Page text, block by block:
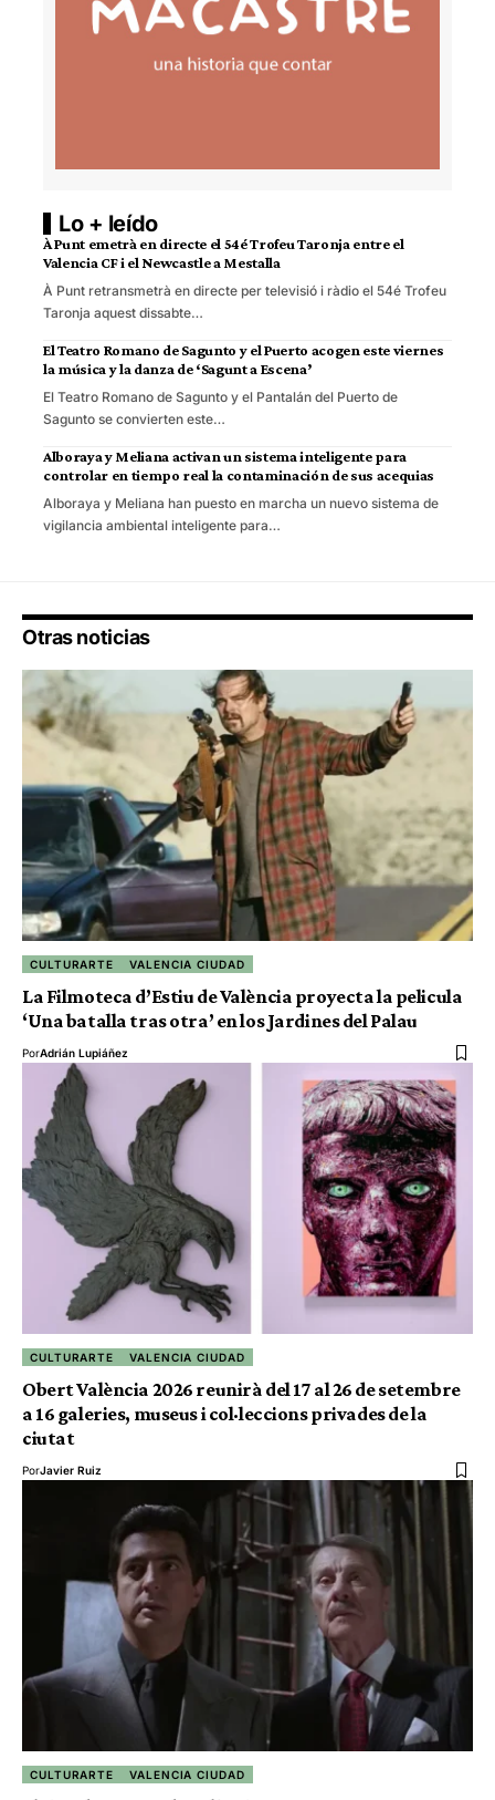
Lo + leído
À Punt emetrà en directe el 54é Trofeu Taronja entre el
Valencia CF i el Newcastle a Mestalla
À Punt retransmetrà en directe per televisió i ràdio el 54é Trofeu
Taronja aquest dissabte…
El Teatro Romano de Sagunto y el Puerto acogen este viernes
la música y la danza de ‘Sagunt a Escena’
El Teatro Romano de Sagunto y el Pantalán del Puerto de
Sagunto se convierten este…
Alboraya y Meliana activan un sistema inteligente para
controlar en tiempo real la contaminación de sus acequias
Alboraya y Meliana han puesto en marcha un nuevo sistema de
vigilancia ambiental inteligente para…
Otras noticias
CULTURARTE VALENCIA CIUDAD
La Filmoteca d’Estiu de València proyecta la pelicula
‘Una batalla tras otra’ en los Jardines del Palau
PorAdrián Lupiáñez
CULTURARTE VALENCIA CIUDAD
Obert València 2026 reunirà del 17 al 26 de setembre
a 16 galeries, museus i col·leccions privades de la
ciutat
PorJavier Ruiz
CULTURARTE VALENCIA CIUDAD